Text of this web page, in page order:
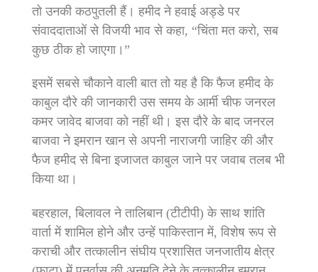
तो उनकी कठपुतली हैं। हमीद ने हवाई अड्डे पर
संवाददाताओं से विजयी भाव से कहा, “चिंता मत करो, सब
कुछ ठीक हो जाएगा।”
इसमें सबसे चौकाने वाली बात तो यह है कि फैज हमीद के
काबुल दौरे की जानकारी उस समय के आर्मी चीफ जनरल
कमर जावेद बाजवा को नहीं थी। इस दौरे के बाद जनरल
बाजवा ने इमरान खान से अपनी नाराजगी जाहिर की और
फैज हमीद से बिना इजाजत काबुल जाने पर जवाब तलब भी
किया था।
बहरहाल, बिलावल ने तालिबान (टीटीपी) के साथ शांति
वार्ता में शामिल होने और उन्हें पाकिस्तान में, विशेष रूप से
कराची और तत्कालीन संघीय प्रशासित जनजातीय क्षेत्र